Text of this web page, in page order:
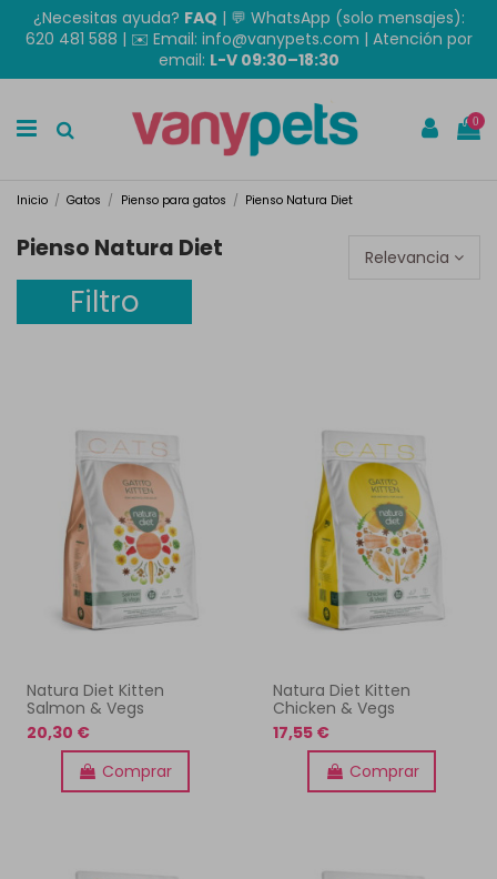
¿Necesitas ayuda? FAQ | 💬 WhatsApp (solo mensajes):
620 481 588 | ✉️ Email: info@vanypets.com | Atención por
email: L-V 09:30–18:30
0
Inicio Gatos Pienso para gatos Pienso Natura Diet
Pienso Natura Diet Relevancia
Filtro
Natura Diet Kitten
Salmon & Vegs
20,30 €
Comprar
Natura Diet Kitten
Chicken & Vegs
17,55 €
Comprar